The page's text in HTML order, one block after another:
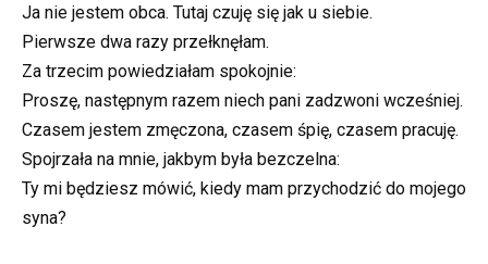
Ja nie jestem obca. Tutaj czuję się jak u siebie.
Pierwsze dwa razy przełknęłam.
Za trzecim powiedziałam spokojnie:
Proszę, następnym razem niech pani zadzwoni wcześniej.
Czasem jestem zmęczona, czasem śpię, czasem pracuję.
Spojrzała na mnie, jakbym była bezczelna:
Ty mi będziesz mówić, kiedy mam przychodzić do mojego
syna?